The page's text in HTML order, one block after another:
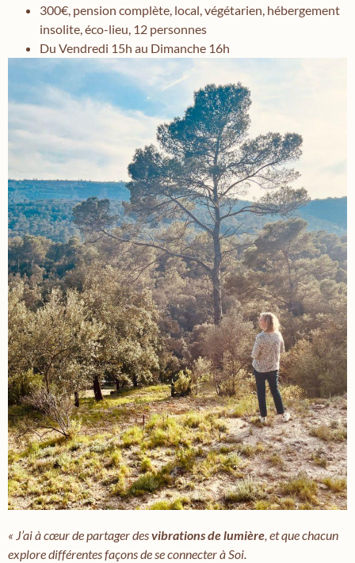
300€, pension complète, local, végétarien, hébergement
insolite, éco-lieu, 12 personnes
Du Vendredi 15h au Dimanche 16h
« J’ai à cœur de partager desvibrations de lumière, et que chacun
explore différentes façons de se connecter à Soi.